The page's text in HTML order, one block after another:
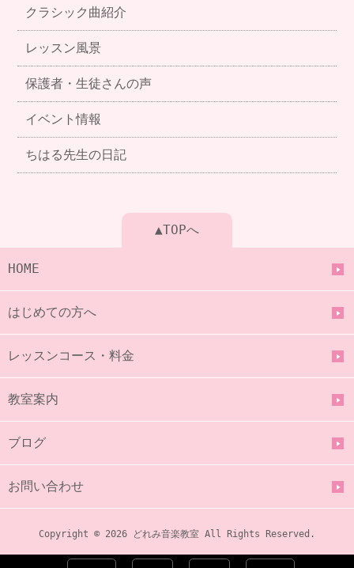
クラシック曲紹介
レッスン風景
保護者・生徒さんの声
イベント情報
ちはる先生の日記
▲TOPへ
HOME
はじめての方へ
レッスンコース・料金
教室案内
ブログ
お問い合わせ
Copyright © 2026 どれみ音楽教室 All Rights Reserved.